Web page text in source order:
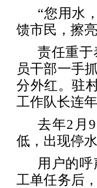
“您用水
馈市民，擦
责任重
员干部一手
分外红。驻
工作队长连
去年2月
低，出现停水
用户的
工单任务后